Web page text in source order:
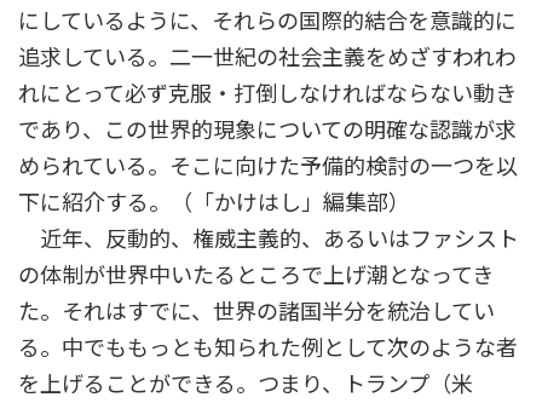
にしているように、それらの国際的結合を意識的に
追求している。二一世紀の社会主義をめざすわれわ
れにとって必ず克服・打倒しなければならない動き
であり、この世界的現象についての明確な認識が求
められている。そこに向けた予備的検討の一つを以
下に紹介する。（「かけはし」編集部）
近年、反動的、権威主義的、あるいはファシスト
の体制が世界中いたるところで上げ潮となってき
た。それはすでに、世界の諸国半分を統治してい
る。中でももっとも知られた例として次のような者
を上げることができる。つまり、トランプ（米